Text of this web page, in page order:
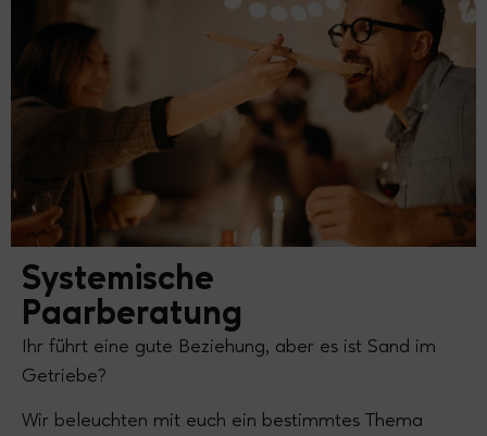
Systemische
Paarberatung
Ihr führt eine gute Beziehung, aber es ist Sand im
Getriebe?
Wir beleuchten mit euch ein bestimmtes Thema